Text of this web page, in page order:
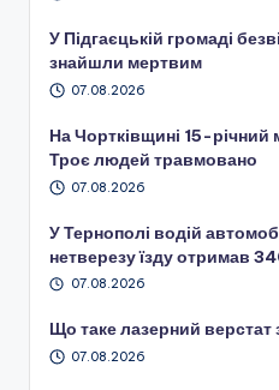
У Підгаєцькій громаді
знайшли мертвим
07.08.2026
На Чортківщині 15-річний
Троє людей травмовано
07.08.2026
У Тернополі водій
нетверезу їзду отримав
07.08.2026
Що таке лазерний верстат
07.08.2026